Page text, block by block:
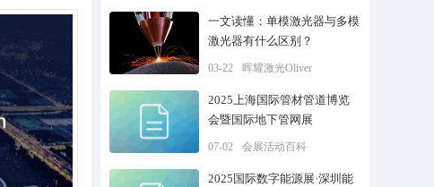
一文读懂：单模激光器与多模
激光器有什么区别？
03-22 晖耀激光Oliver
2025上海国际管材管道博览
会暨国际地下管网展
07-02 会展活动百科
2025国际数字能源展·深圳能